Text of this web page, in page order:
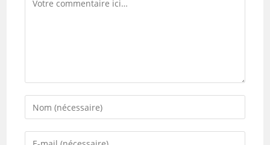
Enter
your
name
Enter